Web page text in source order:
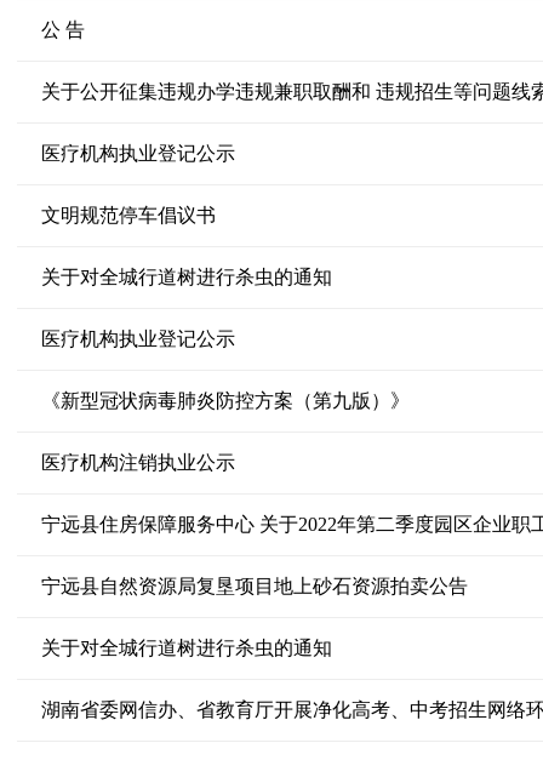
公 告
关于公开征集违规办学违规兼职取酬和 违规招生等问题线
医疗机构执业登记公示
文明规范停车倡议书
关于对全城行道树进行杀虫的通知
医疗机构执业登记公示
《新型冠状病毒肺炎防控方案（第九版）》
医疗机构注销执业公示
宁远县住房保障服务中心 关于2022年第二季度园区企业职
宁远县自然资源局复垦项目地上砂石资源拍卖公告
关于对全城行道树进行杀虫的通知
湖南省委网信办、省教育厅开展净化高考、中考招生网络